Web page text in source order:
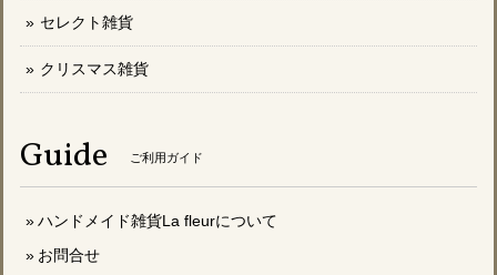
セレクト雑貨
クリスマス雑貨
Guide ご利用ガイド
ハンドメイド雑貨La fleurについて
お問合せ